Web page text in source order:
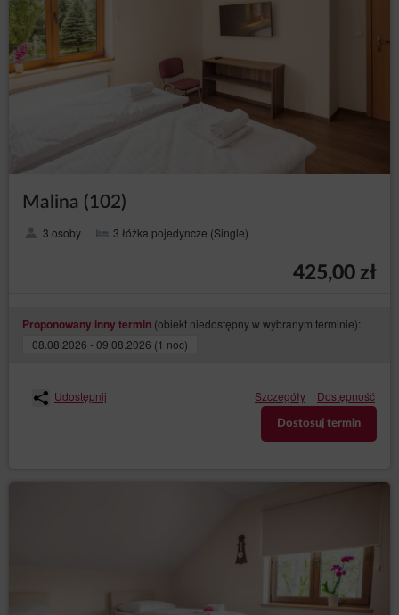
Malina (102)
3 osoby 3 łóżka pojedyncze (Single)
425,00 zł
Proponowany inny termin (obiekt niedostępny w wybranym terminie):
08.08.2026 - 09.08.2026 (1 noc)
Udostępnij Szczegóły Dostępność
Dostosuj termin